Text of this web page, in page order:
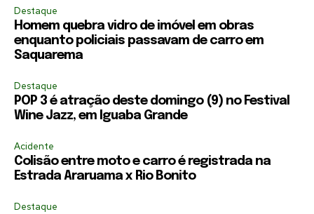
Destaque
Homem quebra vidro de imóvel em obras
enquanto policiais passavam de carro em
Saquarema
Destaque
POP 3 é atração deste domingo (9) no Festival
Wine Jazz, em Iguaba Grande
Acidente
Colisão entre moto e carro é registrada na
Estrada Araruama x Rio Bonito
Destaque